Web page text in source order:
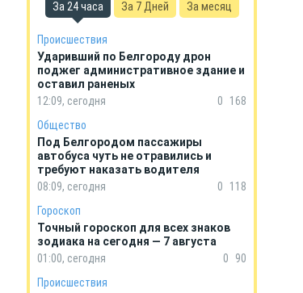
За 24 часа За 7 Дней За месяц
Происшествия
Ударивший по Белгороду дрон
поджег административное здание и
оставил раненых
12:09, сегодня
0
168
Общество
Под Белгородом пассажиры
автобуса чуть не отравились и
требуют наказать водителя
08:09, сегодня
0
118
Гороскоп
Точный гороскоп для всех знаков
зодиака на сегодня — 7 августа
01:00, сегодня
0
90
Происшествия